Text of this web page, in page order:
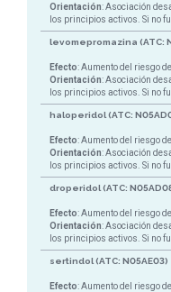
Orientación: Asociación
los principios activos. Si no
levomepromazina (ATC:
Efecto: Aumento del riesgo
Orientación: Asociación
los principios activos. Si no
haloperidol (ATC:
Efecto: Aumento del riesgo
Orientación: Asociación
los principios activos. Si no
droperidol (ATC:
Efecto: Aumento del riesgo
Orientación: Asociación
los principios activos. Si no
sertindol (ATC: N05AE03)
Efecto: Aumento del riesgo